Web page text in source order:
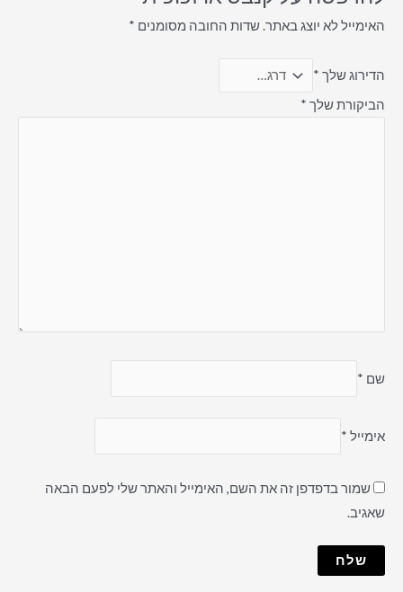
האימייל לא יוצג באתר.שדות החובה מסומנים *
הדירוג שלך *
הביקורת שלך *
שם *
אימייל *
שמור בדפדפן זה את השם, האימייל והאתר שלי לפעם הבאה
שאגיב.